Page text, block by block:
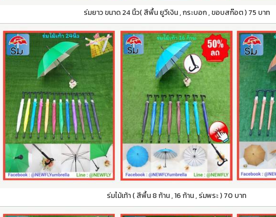
ร่มยาว ขนาด 24 นิ้ว( สีพื้น ยูวีเงิน , กระบอก , ขอบสก๊อต ) 75 บาท
ร่มไม้เท้า ( สีพื้น 8 ก้าน , 16 ก้าน , ร่มพระ ) 70 บาท